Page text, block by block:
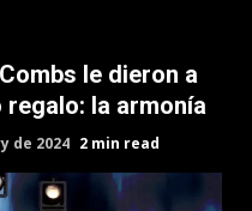
le dieron a
la armonía
de 2024 2 min read